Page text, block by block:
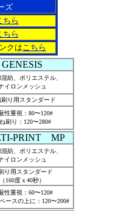
ズ
ちら
ちら
クはこちら
GENESIS
紡、ポリエステル、
イロンメッシュ
刷り用スタンダード
性重視：80〜120#
刷り：120〜280#
PRINT MP
紡、ポリエステル、
イロンメッシュ
り用スタンダード
（160度ｘ40秒）
性重視：60〜120#
ースの上に：120〜200#